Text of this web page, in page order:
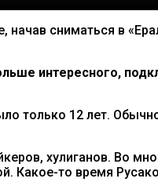
начав сниматься в
интересного,
только 12 лет.
хулиганов. Во
то время